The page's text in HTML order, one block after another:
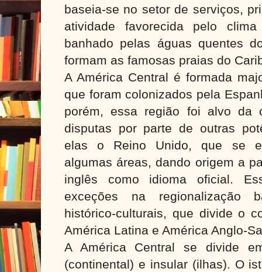
baseia-se no setor de serviços,
atividade favorecida pelo
banhado pelas águas quentes
formam as famosas praias do
A América Central é formada
que foram colonizados pela
porém, essa região foi alvo da
disputas por parte de outras
elas o Reino Unido, que se
algumas áreas, dando origem a
inglês como idioma oficial.
exceções na regionalização
histórico-culturais, que divide o
América Latina e América Anglo-
A América Central se divide
(continental) e insular (ilhas). O